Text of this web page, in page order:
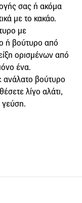
σας ή ακόμα
με το κακάο.
με
ή βούτυρο από
ορισμένων από
ένα.
ανάλατο βούτυρο
λίγο αλάτι,
γεύση.